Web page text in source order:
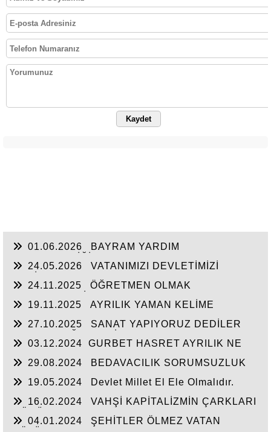
Kaydet
01.06.2026
BAYRAM YARDIM
24.05.2026
VATANIMIZI DEVLETİMİZİ
24.11.2025
ÖĞRETMEN OLMAK
19.11.2025
AYRILIK YAMAN KELİME
27.10.2025
SANAT YAPIYORUZ DEDİLER
03.12.2024
​GURBET HASRET AYRILIK NE
29.08.2024
BEDAVACILIK SORUMSUZLUK
19.05.2024
Devlet Millet El Ele Olmalıdır.
16.02.2024
VAHŞİ KAPİTALİZMİN ÇARKLARI
04.01.2024
ŞEHİTLER ÖLMEZ VATAN